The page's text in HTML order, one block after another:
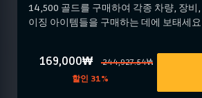
14,500 골드를 구매하여 각종 차량, 장비
이징 아이템들을 구매하는 데에 보태세
169,000₩
244,927.54₩
할인 31%